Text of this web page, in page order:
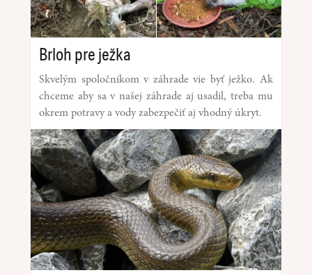
Brloh pre ježka
Skvelým spoločníkom v záhrade vie byť ježko. Ak
chceme aby sa v našej záhrade aj usadil, treba mu
okrem potravy a vody zabezpečiť aj vhodný úkryt.